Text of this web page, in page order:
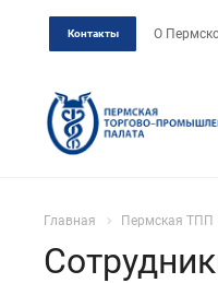
Контакты О
Главная Пермская ТПП